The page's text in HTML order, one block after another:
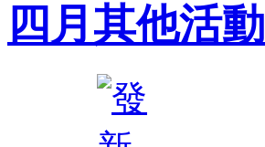
四月其他活動